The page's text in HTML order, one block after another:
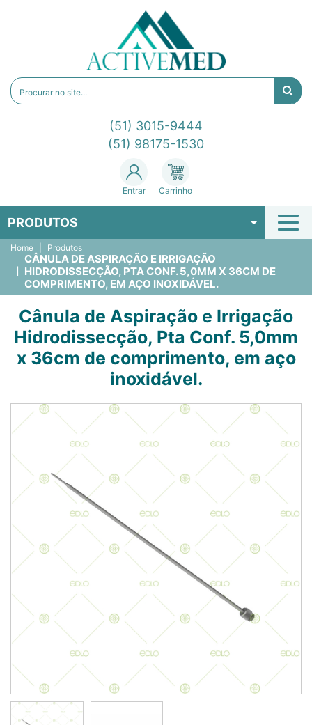
(51) 3015-9444
(51) 98175-1530
Entrar Carrinho
PRODUTOS
Home Produtos
CÂNULA DE ASPIRAÇÃO E IRRIGAÇÃO
HIDRODISSECÇÃO, PTA CONF. 5,0MM X 36CM DE
COMPRIMENTO, EM AÇO INOXIDÁVEL.
Cânula de Aspiração e Irrigação
Hidrodissecção, Pta Conf. 5,0mm
x 36cm de comprimento, em aço
inoxidável.